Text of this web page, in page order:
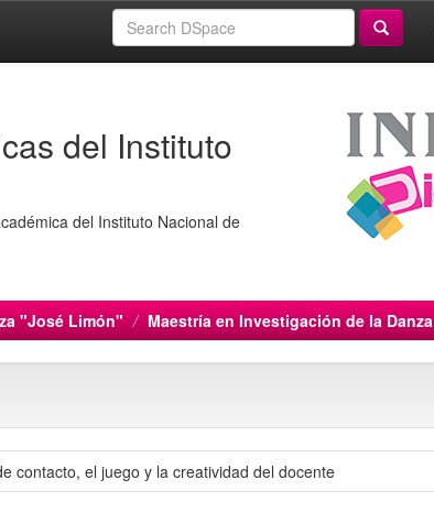
del Instituto
del Instituto Nacional de
"José Limón" Maestría en Investigación de la Danza
contacto, el juego y la creatividad del docente